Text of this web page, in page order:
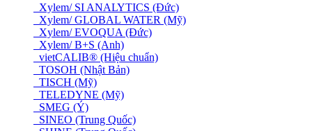
Xylem/ SI ANALYTICS (Đức)
Xylem/ GLOBAL WATER (Mỹ)
Xylem/ EVOQUA (Đức)
Xylem/ B+S (Anh)
vietCALIB® (Hiệu chuẩn)
TOSOH (Nhật Bản)
TISCH (Mỹ)
TELEDYNE (Mỹ)
SMEG (Ý)
SINEO (Trung Quốc)